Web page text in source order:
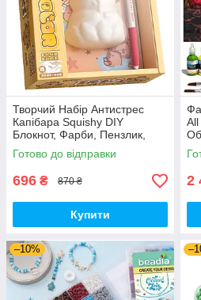
Творчий Набір Антистрес
Капібара Squishy DIY
Блокнот, Фарби, Пензлик,
Ручка (01579)
Готово до відправки
696 ₴ 870 ₴
Купити
2
–10%